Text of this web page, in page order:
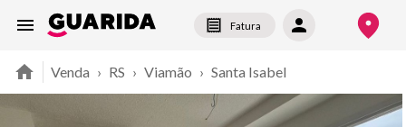
Fatura
Venda › RS › Viamão › Santa Isabel